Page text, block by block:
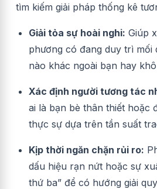
tìm kiếm giải pháp thống kê
Giải tỏa sự hoài nghi: Giúp
phương có đang duy trì mối
nào khác ngoài bạn hay
Xác định người tương tác
ai là bạn bè thân thiết hoặc
thực sự dựa trên tần suất
Kịp thời ngăn chặn rủi ro:
dấu hiệu rạn nứt hoặc sự
thứ ba” để có hướng giải